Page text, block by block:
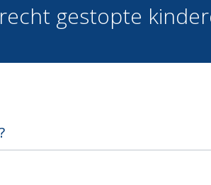
gestopte